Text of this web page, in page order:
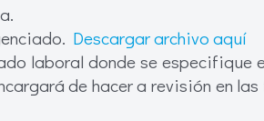
Descargar archivo aquí
laboral donde se especifique
de hacer a revisión en